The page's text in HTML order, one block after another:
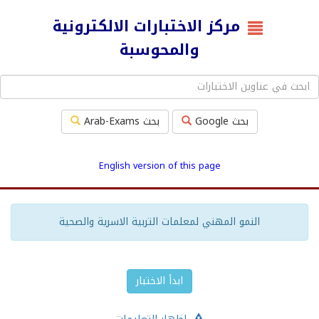
مركز الاختبارات الالكترونية
والمحوسبة
بحث Google بحث Arab-Exams
English version of this page
النمو المهني لمعلمات التربية الاسرية والصحية
ابدأ الاختبار